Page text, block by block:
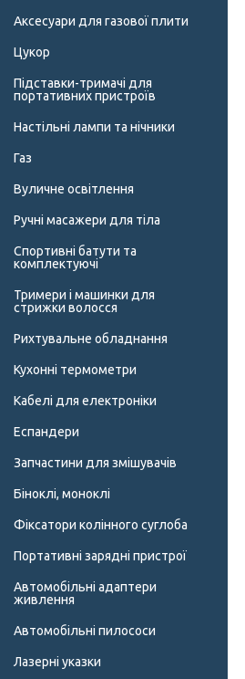
Аксесуари для газової плити
Цукор
Підставки-тримачі для
портативних пристроїв
Настільні лампи та нічники
Газ
Вуличне освітлення
Ручні масажери для тіла
Спортивні батути та
комплектуючі
Тримери і машинки для
стрижки волосся
Рихтувальне обладнання
Кухонні термометри
Кабелі для електроніки
Еспандери
Запчастини для змішувачів
Біноклі, моноклі
Фіксатори колінного суглоба
Портативні зарядні пристрої
Автомобільні адаптери
живлення
Автомобільні пилососи
Лазерні указки